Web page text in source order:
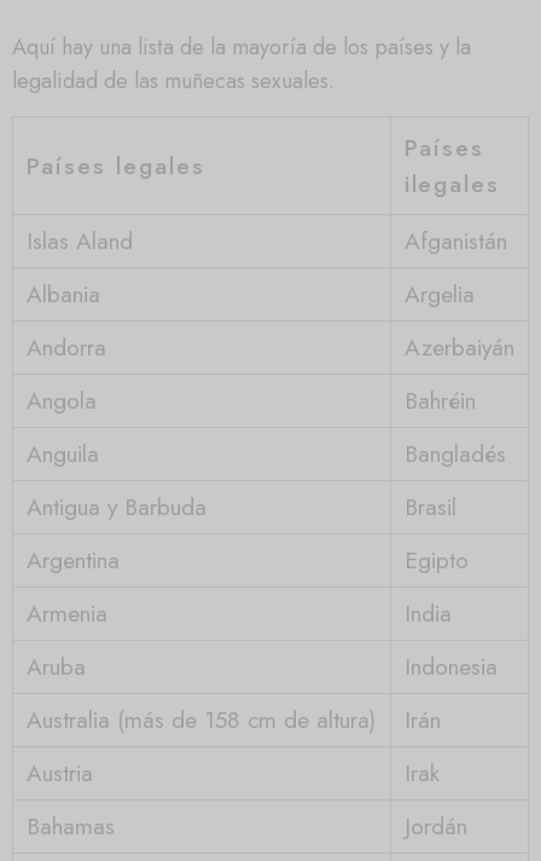
Aquí hay una lista de la mayoría de los países y la
legalidad de las muñecas sexuales.
Países legales
Países
ilegales
Islas Aland
Afganistán
Albania
Argelia
Andorra
Azerbaiyán
Angola
Bahréin
Anguila
Bangladés
Antigua y Barbuda
Brasil
Argentina
Egipto
Armenia
India
Aruba
Indonesia
Australia (más de 158 cm de altura)
Irán
Austria
Irak
Bahamas
Jordán